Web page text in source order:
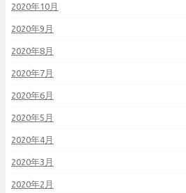
2020年10月
2020年9月
2020年8月
2020年7月
2020年6月
2020年5月
2020年4月
2020年3月
2020年2月